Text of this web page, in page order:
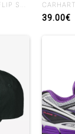
39.00€